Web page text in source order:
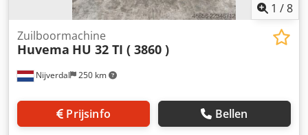
1 /8
Nijverdal 250 km
Zuilboormachine
Huvema HU 32 TI ( 3860 )
Prijsinfo Bellen